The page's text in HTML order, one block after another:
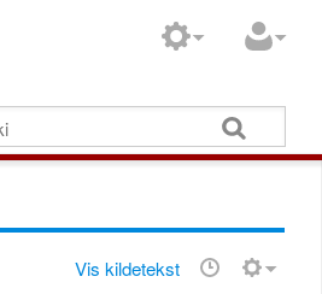
Vis kildetekst